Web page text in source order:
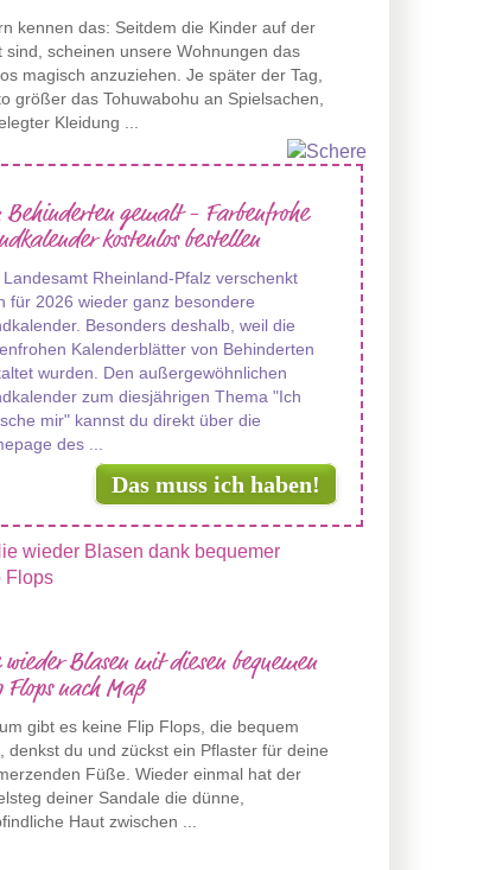
kennen das: Seitdem die Kinder auf der
sind, scheinen unsere Wohnungen das
magisch anzuziehen. Je später der Tag,
größer das Tohuwabohu an Spielsachen,
Kleidung ...
Behinderten gemalt - Farbenfrohe
kostenlos bestellen
Landesamt Rheinland-Pfalz verschenkt
für 2026 wieder ganz besondere
Besonders deshalb, weil die
Kalenderblätter von Behinderten
wurden. Den außergewöhnlichen
zum diesjährigen Thema "Ich
mir" kannst du direkt über die
des ...
Das muss ich haben!
Blasen mit diesen bequemen
Flops nach Maß
gibt es keine Flip Flops, die bequem
denkst du und zückst ein Pflaster für deine
Füße. Wieder einmal hat der
deiner Sandale die dünne,
Haut zwischen ...